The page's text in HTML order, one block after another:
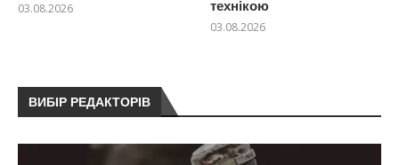
03.08.2026
технікою
03.08.2026
ВИБІР РЕДАКТОРІВ